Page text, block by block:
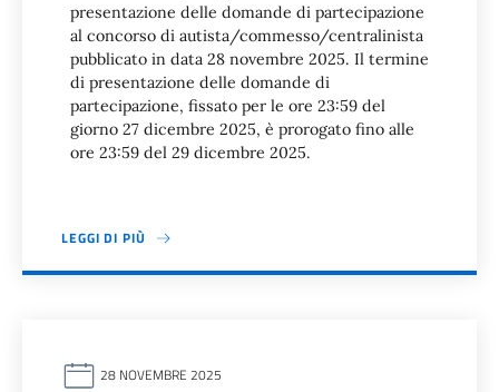
presentazione delle domande di partecipazione
al concorso di autista/commesso/centralinista
pubblicato in data 28 novembre 2025. Il termine
di presentazione delle domande di
partecipazione, fissato per le ore 23:59 del
giorno 27 dicembre 2025, è prorogato fino alle
ore 23:59 del 29 dicembre 2025.
LEGGI DI PIÙ
28 NOVEMBRE 2025